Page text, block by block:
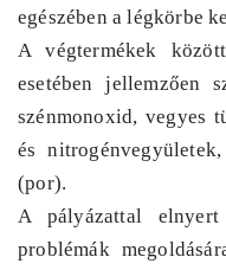
egészében a légkörbe
A végtermékek
esetében jellemzően
szénmonoxid, vegyes
és
(por).
A pályázattal elnyert
problémák